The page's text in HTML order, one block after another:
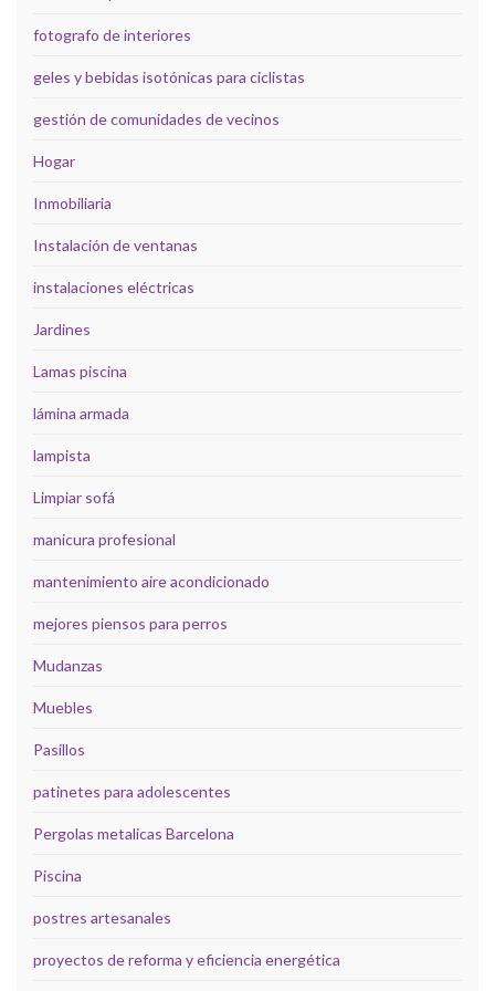
fotografo de interiores
geles y bebidas isotónicas para ciclistas
gestión de comunidades de vecinos
Hogar
Inmobiliaria
Instalación de ventanas
instalaciones eléctricas
Jardines
Lamas piscina
lámina armada
lampista
Limpiar sofá
manicura profesional
mantenimiento aire acondicionado
mejores piensos para perros
Mudanzas
Muebles
Pasillos
patinetes para adolescentes
Pergolas metalicas Barcelona
Piscina
postres artesanales
proyectos de reforma y eficiencia energética